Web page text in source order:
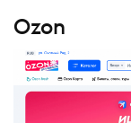
Ozon